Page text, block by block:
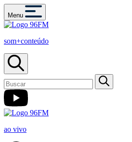
Menu
som+conteúdo
ao vivo